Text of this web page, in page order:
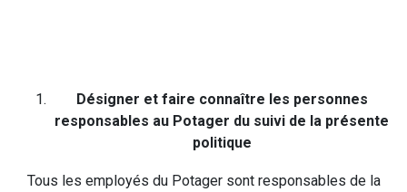
Désigner et faire connaître les personnes
responsables au Potager du suivi de la présente
politique
Tous les employés du Potager sont responsables de la